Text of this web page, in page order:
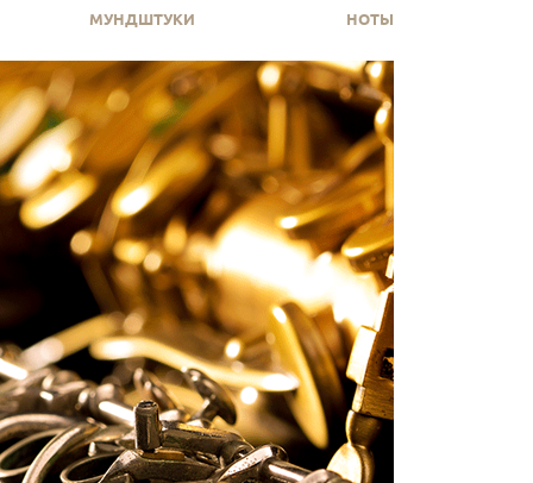
МУНДШТУКИ НОТЫ